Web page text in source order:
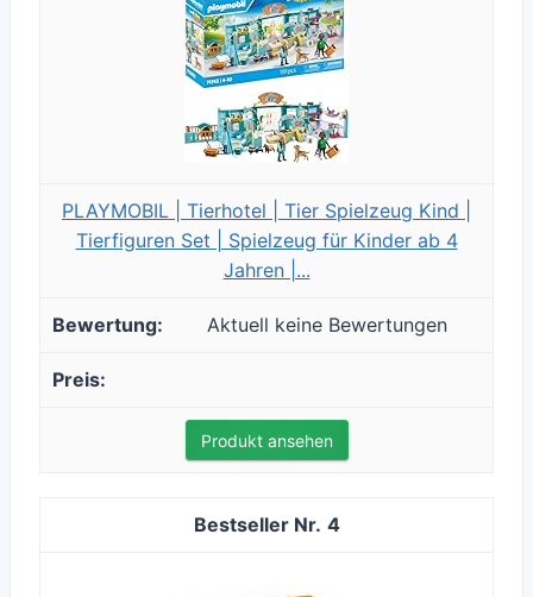
PLAYMOBIL | Tierhotel | Tier Spielzeug Kind |
Tierfiguren Set | Spielzeug für Kinder ab 4
Jahren |...
Aktuell keine Bewertungen
Produkt ansehen
4